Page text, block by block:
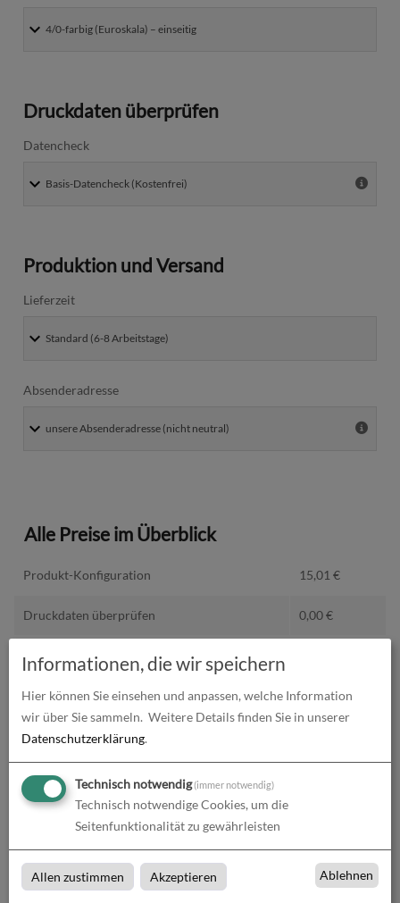
Druckdaten überprüfen
Datencheck
Produktion und Versand
Lieferzeit
Absenderadresse
Alle Preise im Überblick
Produkt-Konfiguration 15,01 €
Druckdaten überprüfen 0,00€
Produktion und Versand
Produktions- und Lieferzeit 0,00€
Gesamtbetrag (netto)
zzgl. 19% MwSt.
Datenupload (min. 0 / max. 10)
Informationen, die wir speichern
Hier können Sie einsehen und anpassen, welche Information
wir über Sie sammeln. Weitere Details finden Sie in unserer
Datenschutzerklärung.
Technisch notwendig(immer notwendig)
Technisch notwendige Cookies, um die
Seitenfunktionalität zu gewährleisten
Allen zustimmen Akzeptieren Ablehnen